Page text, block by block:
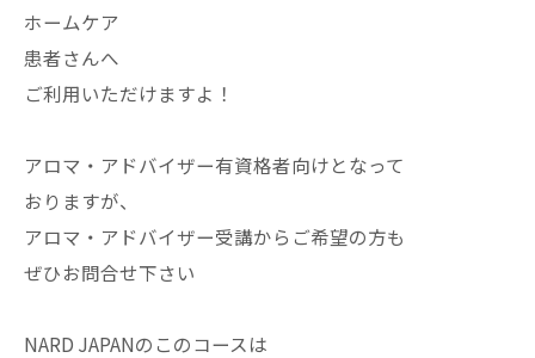
ホームケア
患者さんへ
ご利用いただけますよ！
アロマ・アドバイザー有資格者向けとなって
おりますが、
アロマ・アドバイザー受講からご希望の方も
ぜひお問合せ下さい
NARD JAPANのこのコースは